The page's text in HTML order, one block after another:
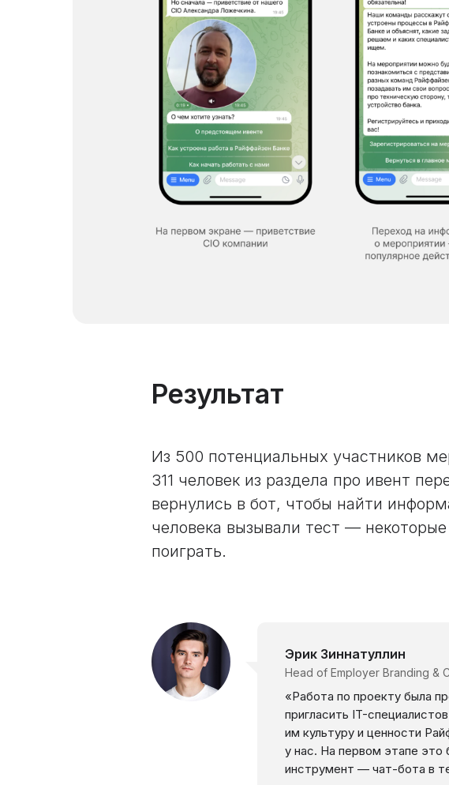
Результат
Из 500 потенциальных участников
311 человек из раздела про ивент
вернулись в бот, чтобы найти
человека вызывали тест —
поиграть.
Эрик Зиннатуллин
Head of Employer Branding &
«Работа по проекту была
пригласить IT-
им культуру и ценности
у нас. На первом этапе
инструмент — чат-бота в